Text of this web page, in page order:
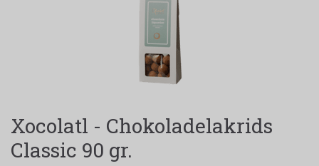
Xocolatl - Chokoladelakrids
Classic 90 gr.